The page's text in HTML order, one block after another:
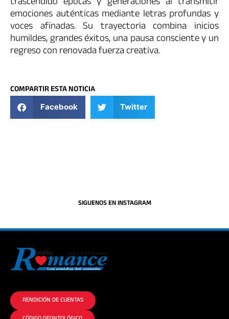
emociones auténticas mediante letras profundas y
voces afinadas. Su trayectoria combina inicios
humildes, grandes éxitos, una pausa consciente y un
regreso con renovada fuerza creativa.
COMPARTIR ESTA NOTICIA
Facebook Twitter
SIGUENOS EN INSTAGRAM
RENDICIÓN DE CUENTAS